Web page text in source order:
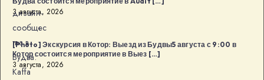
дизайн-
сообщес
тва в
Будва:
Kaffa
3 августа, 2026
[Photo] Экскурсия в Котор: Выезд из Будвы5 августа с 9:00 в
Котор состоится мероприятие в Выез […]
3 августа, 2026